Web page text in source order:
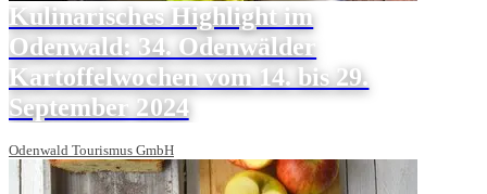
Kulinarisches Highlight im
Odenwald: 34. Odenwälder
Kartoffelwochen vom 14. bis 29.
September 2024
Odenwald Tourismus GmbH